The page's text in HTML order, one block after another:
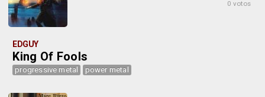
0 votos
EDGUY
King Of Fools
progressive metal power metal